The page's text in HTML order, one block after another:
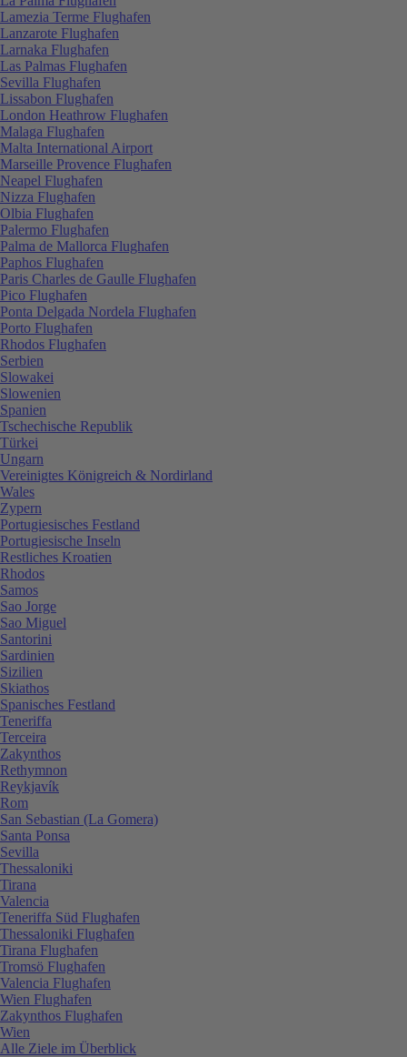
Lamezia Terme Flughafen
Lanzarote Flughafen
Larnaka Flughafen
Las Palmas Flughafen
Sevilla Flughafen
Lissabon Flughafen
London Heathrow Flughafen
Malaga Flughafen
Malta International Airport
Marseille Provence Flughafen
Neapel Flughafen
Nizza Flughafen
Olbia Flughafen
Palermo Flughafen
Palma de Mallorca Flughafen
Paphos Flughafen
Paris Charles de Gaulle Flughafen
Pico Flughafen
Ponta Delgada Nordela Flughafen
Porto Flughafen
Rhodos Flughafen
Serbien
Slowakei
Slowenien
Spanien
Tschechische Republik
Türkei
Ungarn
Vereinigtes Königreich & Nordirland
Wales
Zypern
Portugiesisches Festland
Portugiesische Inseln
Restliches Kroatien
Rhodos
Samos
Sao Jorge
Sao Miguel
Santorini
Sardinien
Sizilien
Skiathos
Spanisches Festland
Teneriffa
Terceira
Zakynthos
Rethymnon
Reykjavík
Rom
San Sebastian (La Gomera)
Santa Ponsa
Sevilla
Thessaloniki
Tirana
Valencia
Teneriffa Süd Flughafen
Thessaloniki Flughafen
Tirana Flughafen
Tromsö Flughafen
Valencia Flughafen
Wien Flughafen
Zakynthos Flughafen
Wien
Alle Ziele im Überblick